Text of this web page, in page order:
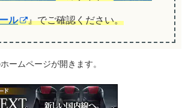
ル 』でご確認ください。
ームページが開きます。